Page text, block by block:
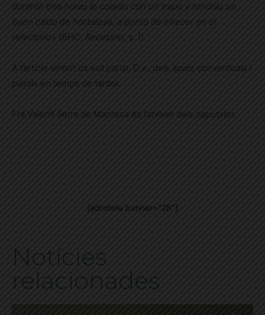
durante tres horas lo colarás con un trapo y tendrás un
buen caldo de hortalizas, a punto de ofrecer en el
refectorio» (BHC, Recetario, s. f).
A l’article vinent us vull parlar, D.v., dels àpats conventuals i
pairals en temps de tardor.
Fra Valentí Serra de Manresa és l’arxiver dels caputxins
[adrotate banner="28"]
Notícies
relacionades